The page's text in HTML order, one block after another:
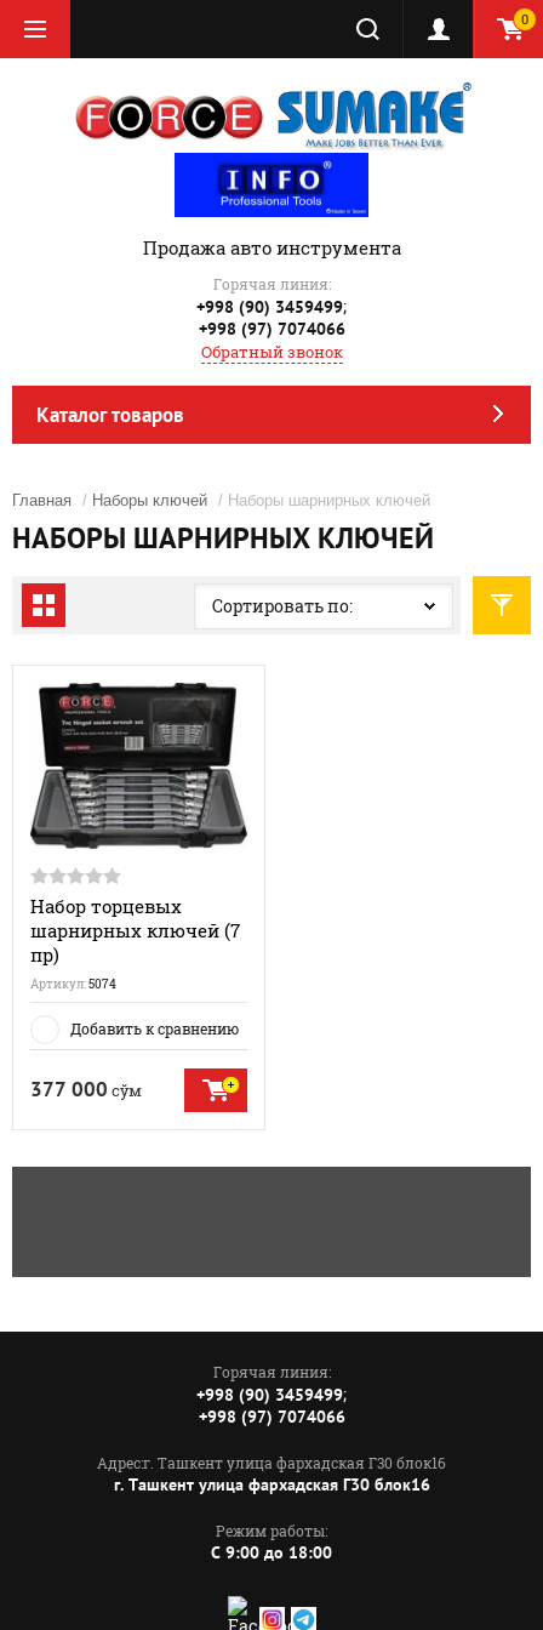
0
Продажа авто инструмента
Горячая линия:
+998 (90) 3459499;
+998 (97) 7074066
Обратный звонок
Каталог товаров
Главная / Наборы ключей / Наборы шарнирных ключей
НАБОРЫ ШАРНИРНЫХ КЛЮЧЕЙ
Сортировать по:
Набор торцевых
шарнирных ключей (7
пр)
Артикул:5074
Добавить к сравнению
377 000 сўм
Горячая линия:
+998 (90) 3459499;
+998 (97) 7074066
Адрес:г. Ташкент улица фархадская Г30 блок16
г. Ташкент улица фархадская Г30 блок16
Режим работы:
C 9:00 до 18:00